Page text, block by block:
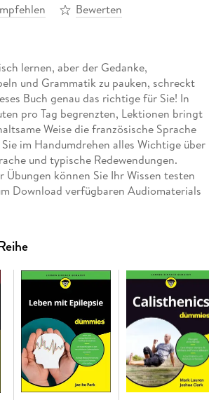
Bewerten
lernen, aber der Gedanke,
und Grammatik zu pauken, schreckt
Buch genau das richtige für Sie! In
pro Tag begrenzten, Lektionen bringt
Weise die französische Sprache
im Handumdrehen alles Wichtige über
und typische Redewendungen.
Übungen können Sie Ihr Wissen testen
Download verfügbaren Audiomaterials
Einleitung 23
33
47
61
75
ersten Lernmonat 89
97